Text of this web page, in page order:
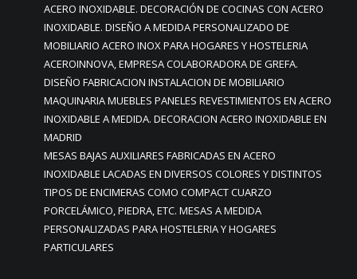
ACERO INOXIDABLE. DECORACIÓN DE COCINAS CON ACERO
INOXIDABLE. DISEÑO A MEDIDA PERSONALIZADO DE
MOBILIARIO ACERO INOX PARA HOGARES Y HOSTELERIA
ACEROINNOVA, EMPRESA COLABORADORA DE GREFA.
DISEÑO FABRICACION INSTALACION DE MOBILIARIO
MAQUINARIA MUEBLES PANELES REVESTIMIENTOS EN ACERO
INOXIDABLE A MEDIDA. DECORACION ACERO INOXIDABLE EN
MADRID
MESAS BAJAS AUXILIARES FABRICADAS EN ACERO
INOXIDABLE LACADAS EN DIVERSOS COLORES Y DISTINTOS
TIPOS DE ENCIMERAS COMO COMPACT CUARZO
PORCELÁMICO, PIEDRA, ETC. MESAS A MEDIDA
PERSONALIZADAS PARA HOSTELERIA Y HOGARES
PARTICULARES